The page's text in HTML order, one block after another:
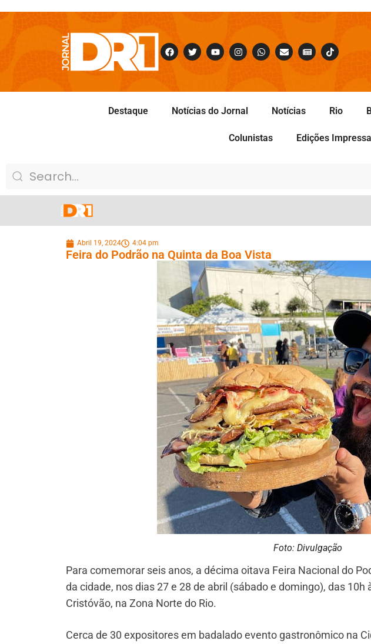
Destaque Notícias do Jornal Notícias Rio
Colunistas Edições
Abril 19, 2024 4:04 pm
Feira do Podrão na Quinta da Boa Vista
Foto: Divulgação
Para comemorar seis anos, a décima oitava Feira Nacional do
da cidade, nos dias 27 e 28 de abril (sábado e domingo), das 10h
Cristóvão, na Zona Norte do Rio.
Cerca de 30 expositores em badalado evento gastronômico na